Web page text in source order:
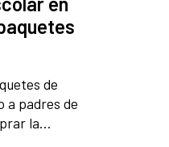
de
a padres de
la…